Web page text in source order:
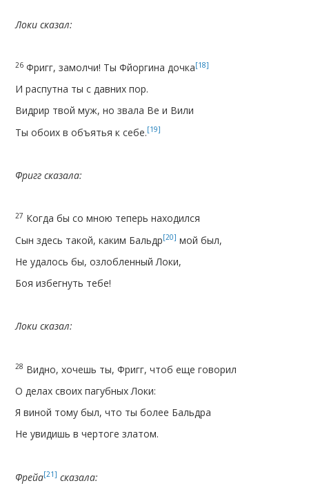
Локи сказал:
26 Фригг, замолчи! Ты Фйоргина дочка[18]
И распутна ты с давних пор.
Видрир твой муж, но звала Ве и Вили
Ты обоих в объятья к себе.[19]
Фригг сказала:
27 Когда бы со мною теперь находился
Сын здесь такой, каким Бальдр[20] мой был,
Не удалось бы, озлобленный Локи,
Боя избегнуть тебе!
Локи сказал:
28 Видно, хочешь ты, Фригг, чтоб еще говорил
О делах своих пагубных Локи:
Я виной тому был, что ты более Бальдра
Не увидишь в чертоге златом.
Фрейа[21] сказала: